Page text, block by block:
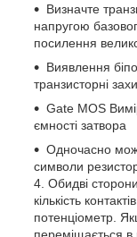
Визначте
напругою
посилення
Виявлення
транзисторні
Gate MOS
ємності затвора
Одночасно
символи
4. Обидві
кількість
потенціометр.
переміщається